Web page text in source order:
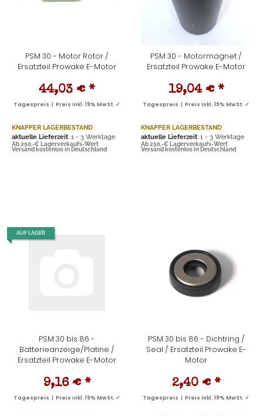
PSM 30 - Motor Rotor /
Ersatzteil Prowake E-Motor
44,03 € *
Tagespreis | Preis inkl. 19% MwSt. ✓
KNAPPER LAGERBESTAND
aktuelle Lieferzeit: 1 - 3 Werktage
Ab 250,-€ Lagerverkaufs-Wert
Versand kostenlos in Deutschland
PSM 30 - Motormagnet /
Ersatzteil Prowake E-Motor
19,04 € *
Tagespreis | Preis inkl. 19% MwSt. ✓
KNAPPER LAGERBESTAND
aktuelle Lieferzeit: 1 - 3 Werktage
Ab 250,-€ Lagerverkaufs-Wert
Versand kostenlos in Deutschland
AUF LAGER
PSM 30 bis 86 -
Batterieanzeige/Platine /
Ersatzteil Prowake E-Motor
9,16 € *
Tagespreis | Preis inkl. 19% MwSt. ✓
PSM 30 bis 86 - Dichtring /
Seal / Ersatzteil Prowake E-
Motor
2,40 € *
Tagespreis | Preis inkl. 19% MwSt. ✓